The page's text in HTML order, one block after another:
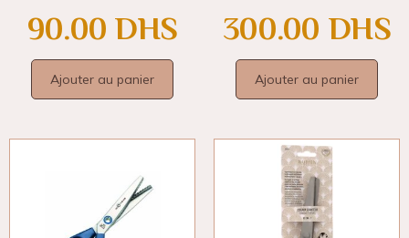
90.00 DHS
Ajouter au panier
300.00 DHS
Ajouter au panier